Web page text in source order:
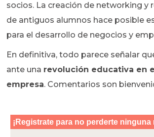
socios. La creación de networking y
de antiguos alumnos hace posible
para el desarrollo de negocios y
En definitiva, todo parece señalar
ante una revolución educativa en
empresa. Comentarios son